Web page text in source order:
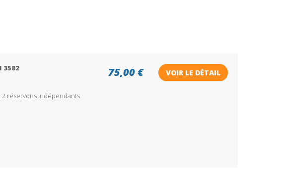
3582
75,00 € VOIR LE DÉTAIL
réservoirs indépendants